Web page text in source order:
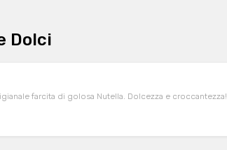
Dolci
farcita di golosa Nutella. Dolcezza e croccantezza!